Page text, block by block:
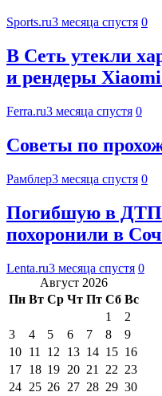
Sports.ru3 месяца спустя 0
В Сеть утекли
и рендеры
Ferra.ru3 месяца спустя 0
Советы по
Рамблер3 месяца спустя 0
Погибшую в ДТП
похоронили в
Lenta.ru3 месяца спустя 0
Август 2026
Пн Вт Ср Чт Пт Сб Вс
1
2
3
4 5 6 7 8
9
10 11 12 13 14 15 16
17 18 19 20 21 22 23
24 25 26 27 28 29 30